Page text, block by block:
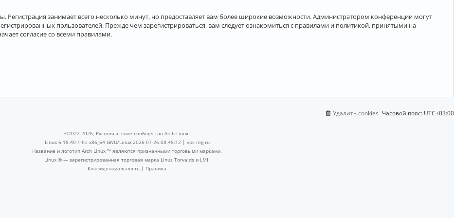
занимает всего несколько минут, но предоставляет вам более широкие возможности. Администратором конференции могут
пользователей. Прежде чем зарегистрироваться, вам следует ознакомиться с правилами и политикой, принятыми на
согласие со всеми правилами.
Часовой пояс: UTC+03:00
Удалить cookies
©2022-2026, Русскоязычное сообщество Arch Linux.
Linux 6.18.40-1-lts x86_64 GNU/Linux 2026-07-26 08:48:12 | vps reg.ru
Название и логотип Arch Linux ™ являются признанными торговыми марками.
Linux ® — зарегистрированная торговая марка Linus Torvalds и LMI.
Конфиденциальность | Правила